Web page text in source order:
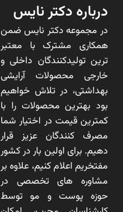
درباره دکتر نایس
در مجموعه دکتر نایس ضمن
همکاری مشترک با معتبر
ترین تولیدکنندگان داخلی و
خارجی محصولات آرایشی
بهداشتی، در تلاش خواهیم
بود بهترین محصولات را با
کمترین قیمت در اختیار شما
مصرف کنندگان عزیز قرار
دهیم. برای اولین بار در کشور
مفتخریم اعلام کنیم، علاوه بر
مشاوره های تخصصی در
حوزه پوست و مو توسط